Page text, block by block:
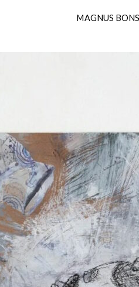
MAGNUS BONS